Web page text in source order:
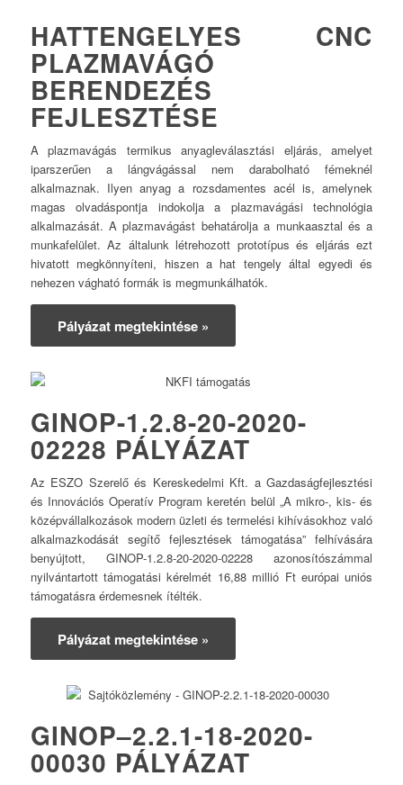
HATTENGELYES CNC
PLAZMAVÁGÓ
BERENDEZÉS
FEJLESZTÉSE
A plazmavágás termikus anyagleválasztási eljárás, amelyet
iparszerűen a lángvágással nem darabolható fémeknél
alkalmaznak. Ilyen anyag a rozsdamentes acél is, amelynek
magas olvadáspontja indokolja a plazmavágási technológia
alkalmazását. A plazmavágást behatárolja a munkaasztal és a
munkafelület. Az általunk létrehozott prototípus és eljárás ezt
hivatott megkönnyíteni, hiszen a hat tengely által egyedi és
nehezen vágható formák is megmunkálhatók.
Pályázat megtekintése »
GINOP-1.2.8-20-2020-
02228 PÁLYÁZAT
Az ESZO Szerelő és Kereskedelmi Kft. a Gazdaságfejlesztési
és Innovációs Operatív Program keretén belül „A mikro-, kis- és
középvállalkozások modern üzleti és termelési kihívásokhoz való
alkalmazkodását segítő fejlesztések támogatása” felhívására
benyújtott, GINOP-1.2.8-20-2020-02228 azonosítószámmal
nyilvántartott támogatási kérelmét 16,88 millió Ft európai uniós
támogatásra érdemesnek ítélték.
Pályázat megtekintése »
GINOP–2.2.1-18-2020-
00030 PÁLYÁZAT